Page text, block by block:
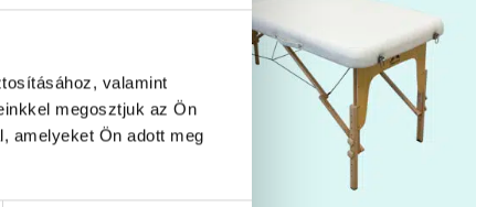
valamint
megosztjuk az Ön
amelyeket Ön adott meg